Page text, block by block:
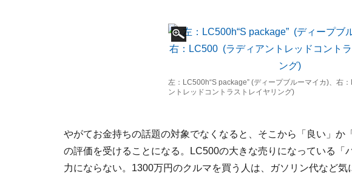
左：LC500h“S package” (ディープブルーマイカ)、右
ントレッドコントラストレイヤリング)
やがてお金持ちの話題の対象でなくなると、そこから「良い」か
の評価を受けることになる。LC500の大きな売りになっている「
力にならない。1300万円のクルマを買う人は、ガソリン代など気